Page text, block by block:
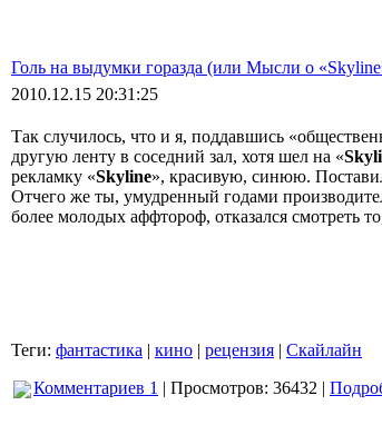
Голь на выдумки горазда (или Мысли о
2010.12.15 20:31:25
Так случилось, что и я, поддавшись
другую ленту в соседний зал, хотя шел на «
рекламку «Skyline», красивую, синюю.
Отчего же ты, умудренный годами
более молодых аффтороф, отказался смотреть
Теги: фантастика | кино | рецензия | Скайлайн
Комментариев 1 | Просмотров: 36432 |